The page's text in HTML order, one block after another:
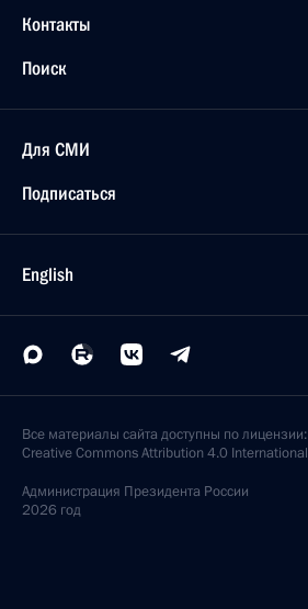
Контакты
Поиск
Для СМИ
Подписаться
English
Все материалы сайта доступны по лицензии:
Creative Commons Attribution 4.0 International
Администрация Президента России
2026 год